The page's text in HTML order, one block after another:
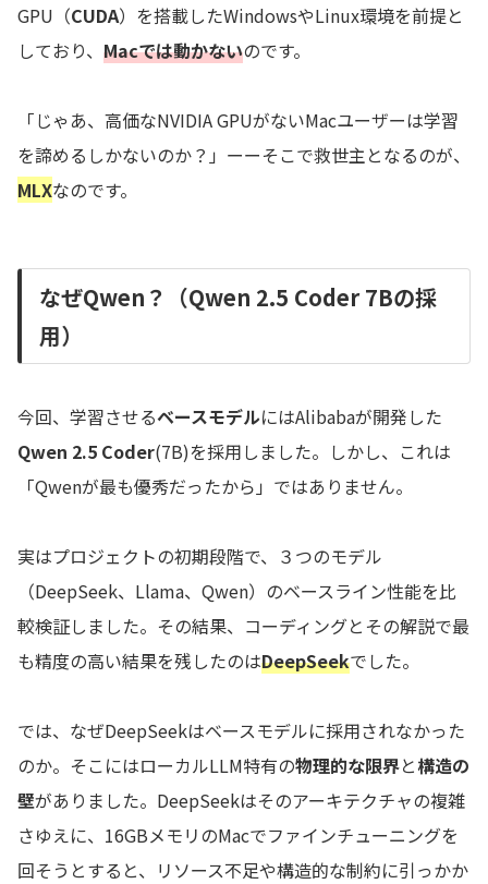
GPU（CUDA）を搭載したWindowsやLinux環境を前提と
しており、 Macでは動かないのです。
「じゃあ、高価なNVIDIA GPUがないMacユーザーは学習
を諦めるしかないのか？」ーーそこで救世主となるのが、
MLXなのです。
なぜQwen？（Qwen 2.5 Coder 7Bの採
用）
今回、学習させるベースモデルにはAlibabaが開発した
Qwen 2.5 Coder(7B)を採用しました。しかし、これは
「Qwenが最も優秀だったから」ではありません。
実はプロジェクトの初期段階で、３つのモデル
（DeepSeek、Llama、Qwen）のベースライン性能を比
較検証しました。その結果、コーディングとその解説で最
も精度の高い結果を残したのはDeepSeekでした。
では、なぜDeepSeekはベースモデルに採用されなかった
のか。そこにはローカルLLM特有の物理的な限界と構造の
壁がありました。DeepSeekはそのアーキテクチャの複雑
さゆえに、16GBメモリのMacでファインチューニングを
回そうとすると、リソース不足や構造的な制約に引っかか